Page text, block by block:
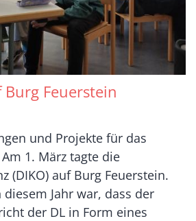
Burg Feuerstein
und Projekte für das
1. März tagte die
(DIKO) auf Burg Feuerstein.
Jahr war, dass der
der DL in Form eines